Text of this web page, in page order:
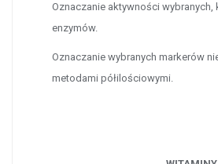
Oznaczanie aktywności wybranych,
enzymów.
Oznaczanie wybranych markerów
metodami półilościowymi.